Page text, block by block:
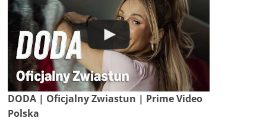
DODA | Oficjalny Zwiastun | Prime Video
Polska